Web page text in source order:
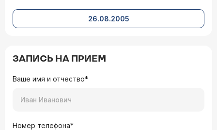
26.08.2005
ЗАПИСЬ НА ПРИЕМ
Ваше имя и отчество*
Номер телефона*